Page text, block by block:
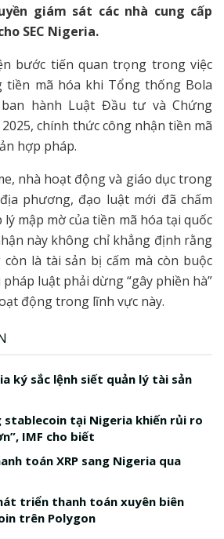
giám sát các nhà cung cấp
SEC Nigeria.
bước tiến quan trọng trong việc
mã hóa khi Tổng thống Bola
hành Luật Đầu tư và Chứng
chính thức công nhận tiền mã
hợp pháp.
nhà hoạt động và giáo dục trong
phương, đạo luật mới đã chấm
mập mờ của tiền mã hóa tại quốc
này không chỉ khẳng định rằng
là tài sản bị cấm mà còn buộc
luật phải dừng “gây phiền hà”
động trong lĩnh vực này.
ký sắc lệnh siết quản lý tài sản
stablecoin tại Nigeria khiến rủi ro
IMF cho biết
toán XRP sang Nigeria qua
triển thanh toán xuyên biên
trên Polygon